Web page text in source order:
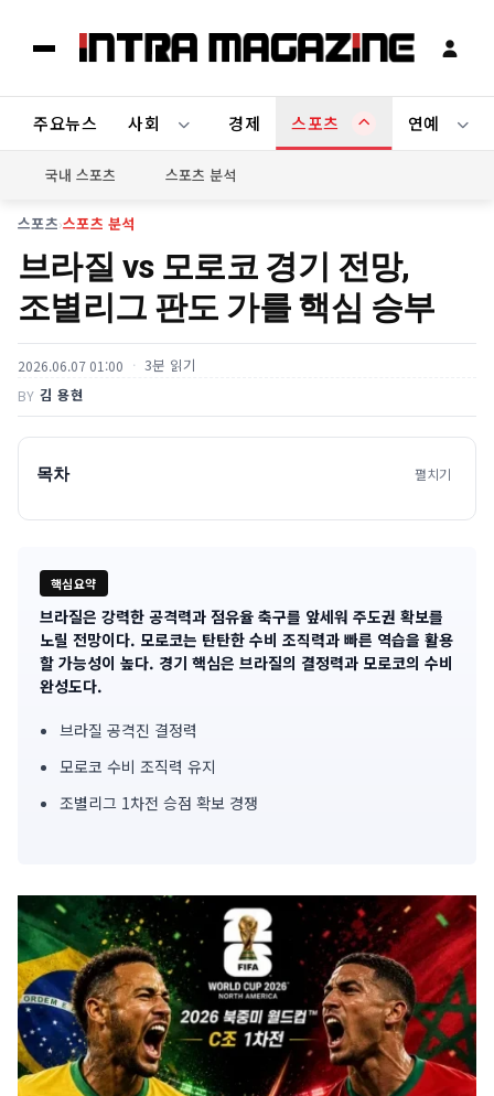
주요뉴스 사회 경제 스포츠 연예
국내 스포츠 스포츠 분석
스포츠›스포츠 분석
브라질 vs 모로코 경기 전망,
조별리그 판도 가를 핵심 승부
2026.06.07 01:00 3분 읽기
BY 김 용현
목차 펼치기
핵심요약
기
사
브라질은 강력한 공격력과 점유율 축구를 앞세워 주도권 확보를
노릴 전망이다. 모로코는 탄탄한 수비 조직력과 빠른 역습을 활용
할 가능성이 높다. 경기 핵심은 브라질의 결정력과 모로코의 수비
완성도다.
브라질 공격진 결정력
모로코 수비 조직력 유지
조별리그 1차전 승점 확보 경쟁